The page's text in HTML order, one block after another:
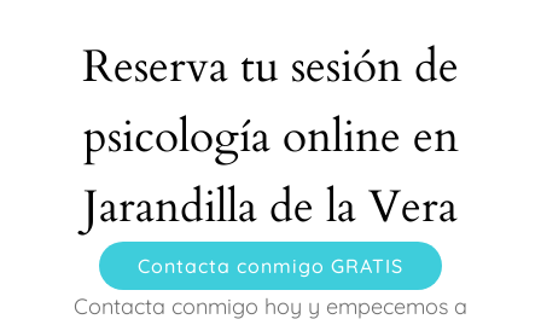
Reserva tu sesión de
psicología online en
Jarandilla de la Vera
Contacta conmigo GRATIS
Contacta conmigo hoy y empecemos a